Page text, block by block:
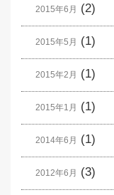
2015年6月 (2)
2015年5月 (1)
2015年2月 (1)
2015年1月 (1)
2014年6月 (1)
2012年6月 (3)